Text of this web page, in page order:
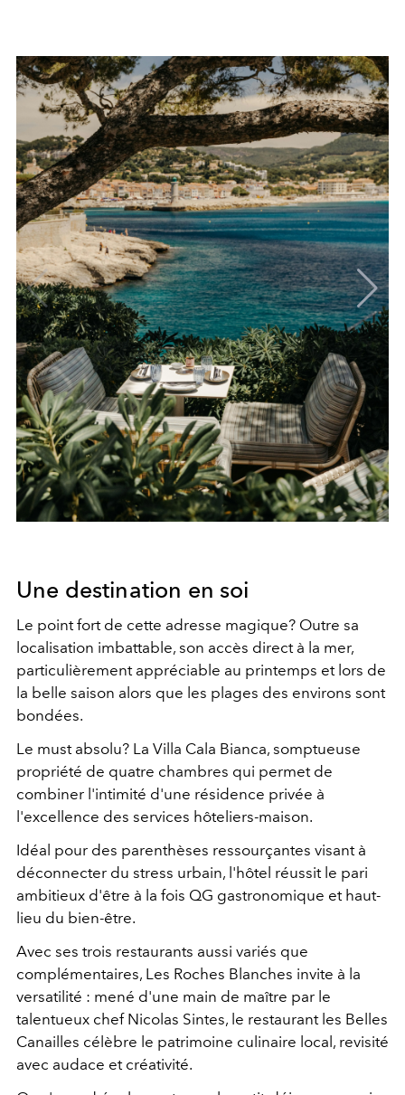
Une destination en soi
Le point fort de cette adresse magique? Outre sa
localisation imbattable, son accès direct à la mer,
particulièrement appréciable au printemps et lors de
la belle saison alors que les plages des environs sont
bondées.
Le must absolu? La Villa Cala Bianca, somptueuse
propriété de quatre chambres qui permet de
combiner l'intimité d'une résidence privée à
l'excellence des services hôteliers-maison.
Idéal pour des parenthèses ressourçantes visant à
déconnecter du stress urbain, l'hôtel réussit le pari
ambitieux d'être à la fois QG gastronomique et haut-
lieu du bien-être.
Avec ses trois restaurants aussi variés que
complémentaires, Les Roches Blanches invite à la
versatilité : mené d'une main de maître par le
talentueux chef Nicolas Sintes, le restaurant les Belles
Canailles célèbre le patrimoine culinaire local, revisité
avec audace et créativité.